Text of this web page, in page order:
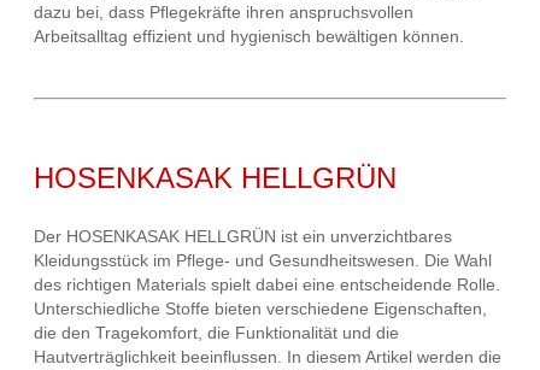
dazu bei, dass Pflegekräfte ihren anspruchsvollen
Arbeitsalltag effizient und hygienisch bewältigen können.
HOSENKASAK HELLGRÜN
Der HOSENKASAK HELLGRÜN ist ein unverzichtbares
Kleidungsstück im Pflege- und Gesundheitswesen. Die Wahl
des richtigen Materials spielt dabei eine entscheidende Rolle.
Unterschiedliche Stoffe bieten verschiedene Eigenschaften,
die den Tragekomfort, die Funktionalität und die
Hautverträglichkeit beeinflussen. In diesem Artikel werden die